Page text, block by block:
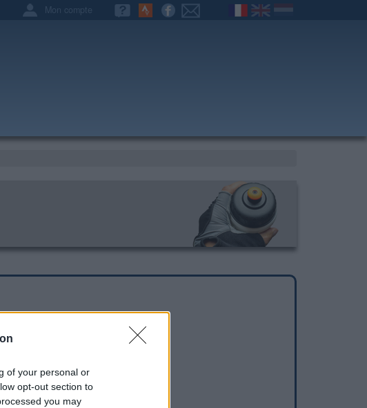
of your personal or
opt-out section to
you may
Mon compte